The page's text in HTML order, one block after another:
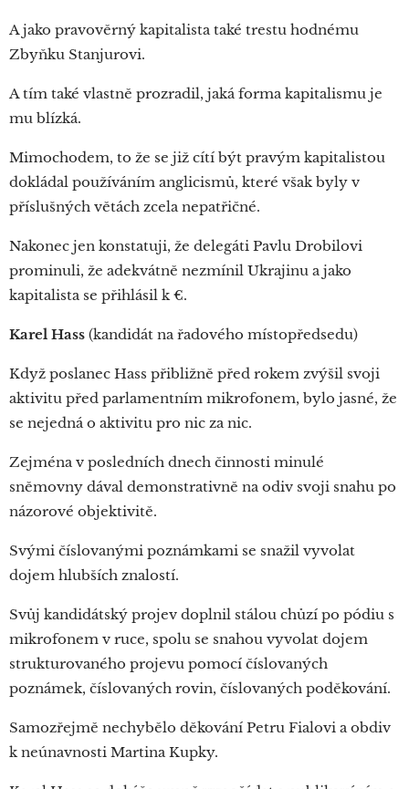
A jako pravověrný kapitalista také trestu hodnému
Zbyňku Stanjurovi.
A tím také vlastně prozradil, jaká forma kapitalismu je
mu blízká.
Mimochodem, to že se již cítí být pravým kapitalistou
dokládal používáním anglicismů, které však byly v
příslušných větách zcela nepatřičné.
Nakonec jen konstatuji, že delegáti Pavlu Drobilovi
prominuli, že adekvátně nezmínil Ukrajinu a jako
kapitalista se přihlásil k €.
Karel Hass (kandidát na řadového místopředsedu)
Když poslanec Hass přibližně před rokem zvýšil svoji
aktivitu před parlamentním mikrofonem, bylo jasné, že
se nejedná o aktivitu pro nic za nic.
Zejména v posledních dnech činnosti minulé
sněmovny dával demonstrativně na odiv svoji snahu po
názorové objektivitě.
Svými číslovanými poznámkami se snažil vyvolat
dojem hlubších znalostí.
Svůj kandidátský projev doplnil stálou chůzí po pódiu s
mikrofonem v ruce, spolu se snahou vyvolat dojem
strukturovaného projevu pomocí číslovaných
poznámek, číslovaných rovin, číslovaných poděkování.
Samozřejmě nechybělo děkování Petru Fialovi a obdiv
k neúnavnosti Martina Kupky.